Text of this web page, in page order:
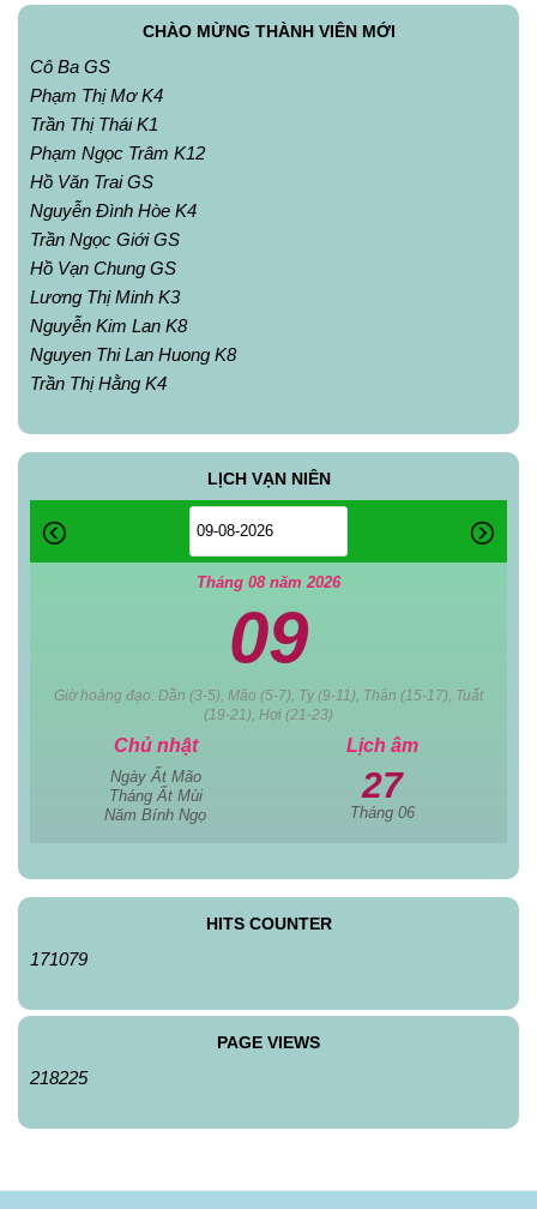
CHÀO MỪNG THÀNH VIÊN MỚI
Cô Ba GS
Phạm Thị Mơ K4
Trần Thị Thái K1
Phạm Ngọc Trâm K12
Hồ Văn Trai GS
Nguyễn Đình Hòe K4
Trần Ngọc Giới GS
Hồ Vạn Chung GS
Lương Thị Minh K3
Nguyễn Kim Lan K8
Nguyen Thi Lan Huong K8
Trần Thị Hằng K4
LỊCH VẠN NIÊN
Tháng 08 năm 2026
09
Giờ hoàng đạo: Dần (3-5), Mão (5-7), Tỵ (9-11), Thân (15-17), Tuất
(19-21), Hợi (21-23)
Chủ nhật
Ngày Ất Mão
Tháng Ất Mùi
Năm Bính Ngọ
Lịch âm
27
Tháng 06
HITS COUNTER
171079
PAGE VIEWS
218225